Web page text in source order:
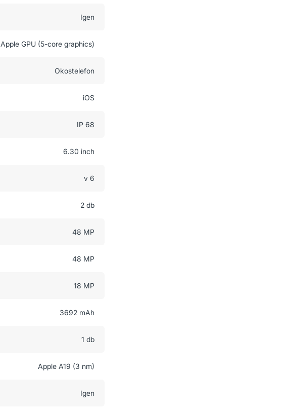
Igen
Apple GPU (5-core graphics)
Okostelefon
iOS
IP 68
6.30 inch
v 6
2 db
48 MP
48 MP
18 MP
3692 mAh
1 db
Apple A19 (3 nm)
Igen